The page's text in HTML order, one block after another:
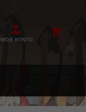
MOJE KONTO